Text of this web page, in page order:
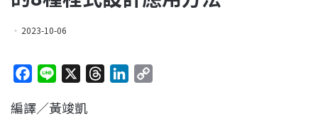
2023-10-06
c
n
編譯／黃竣凱